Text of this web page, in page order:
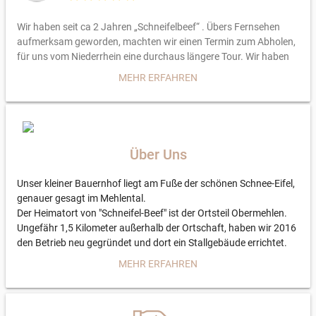
Wir haben seit ca 2 Jahren „Schneifelbeef“ . Übers Fernsehen
aufmerksam geworden, machten wir einen Termin zum Abholen,
für uns vom Niederrhein eine durchaus längere Tour. Wir haben
Stallungen. Und das macht den Unterschied zu anderweitig
es produziert wird und wir haben vollstes Vertrauen. Dafür
nehmen wir den Weg gerne in Kauf! Davon abgesehen haben wir
uns nun erstmals Fleisch schicken lassen, es kam gut gekühlt
Reinhold
MEHR ERFAHREN
Über Uns
Unser kleiner Bauernhof liegt am Fuße der schönen Schnee-Eifel,
genauer gesagt im Mehlental.
Der Heimatort von "Schneifel-Beef" ist der Ortsteil Obermehlen.
Ungefähr 1,5 Kilometer außerhalb der Ortschaft, haben wir 2016
den Betrieb neu gegründet und dort ein Stallgebäude errichtet.
Rückhalt bekommt er von seinem Vater Rainer. Als Roman 2016
MEHR ERFAHREN